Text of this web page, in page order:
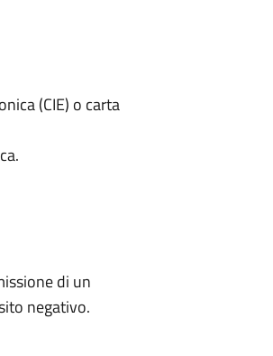
(CIE) o carta
di un
negativo.